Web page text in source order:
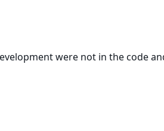
were not in the code